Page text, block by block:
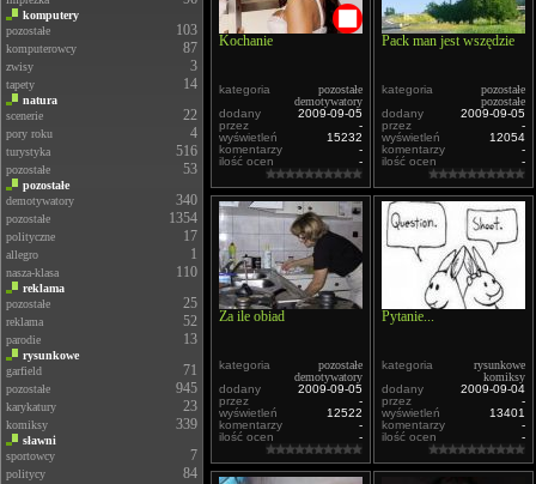
komputery
pozostałe
103
komputerowcy 87
zwisy 3
tapety 14
natura
scenerie
22
pory roku 4
turystyka 516
pozostałe 53
pozostałe
demotywatory
340
pozostałe 1354
polityczne 17
allegro 1
nasza-klasa 110
reklama
pozostałe
25
reklama 52
parodie 13
rysunkowe
garfield
71
pozostałe 945
karykatury 23
komiksy 339
sławni
sportowcy
7
politycy 84
Kochanie
kategoria
pozostałe
demotywatory
dodany
2009-09-05
przez
-
wyświetleń
15232
komentarzy
-
ilość ocen
-
Pack man jest wszędzie
kategoria
pozostałe
pozostałe
dodany
2009-09-05
przez
-
wyświetleń
12054
komentarzy
-
ilość ocen
-
Za ile obiad
kategoria
pozostałe
demotywatory
dodany
2009-09-05
przez
-
wyświetleń
12522
komentarzy
-
ilość ocen
-
Pytanie...
kategoria
rysunkowe
komiksy
dodany
2009-09-04
przez
-
wyświetleń
13401
komentarzy
-
ilość ocen
-